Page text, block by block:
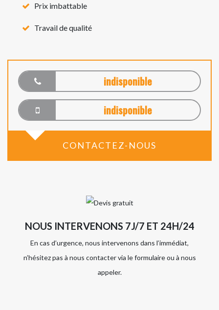
Prix imbattable
Travail de qualité
indisponible
indisponible
CONTACTEZ-NOUS
NOUS INTERVENONS 7J/7 ET 24H/24
En cas d’urgence, nous intervenons dans l’immédiat,
n’hésitez pas à nous contacter via le formulaire ou à nous
appeler.